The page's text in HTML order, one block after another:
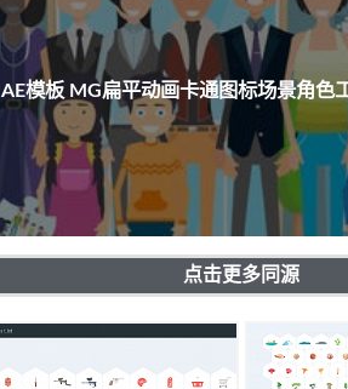
AE模板 MG扁平动画卡通图标场景角色
点击更多同源